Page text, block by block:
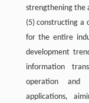
strengthening the
(5) constructing a
for the entire
development
information
operation and
applications,